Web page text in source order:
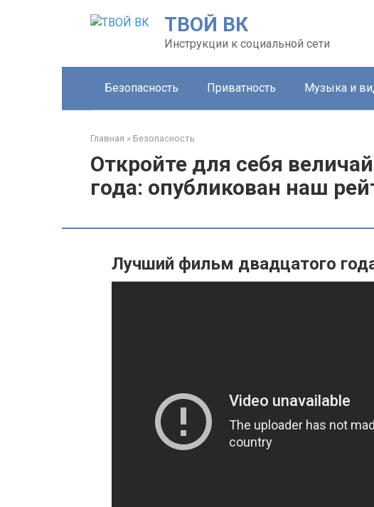
ТВОЙ ВК
Инструкции к социальной сети
Безопасность Приватность Музыка и
Главная » Безопасность
Откройте для себя
года: опубликован наш
Лучший фильм двадцатого